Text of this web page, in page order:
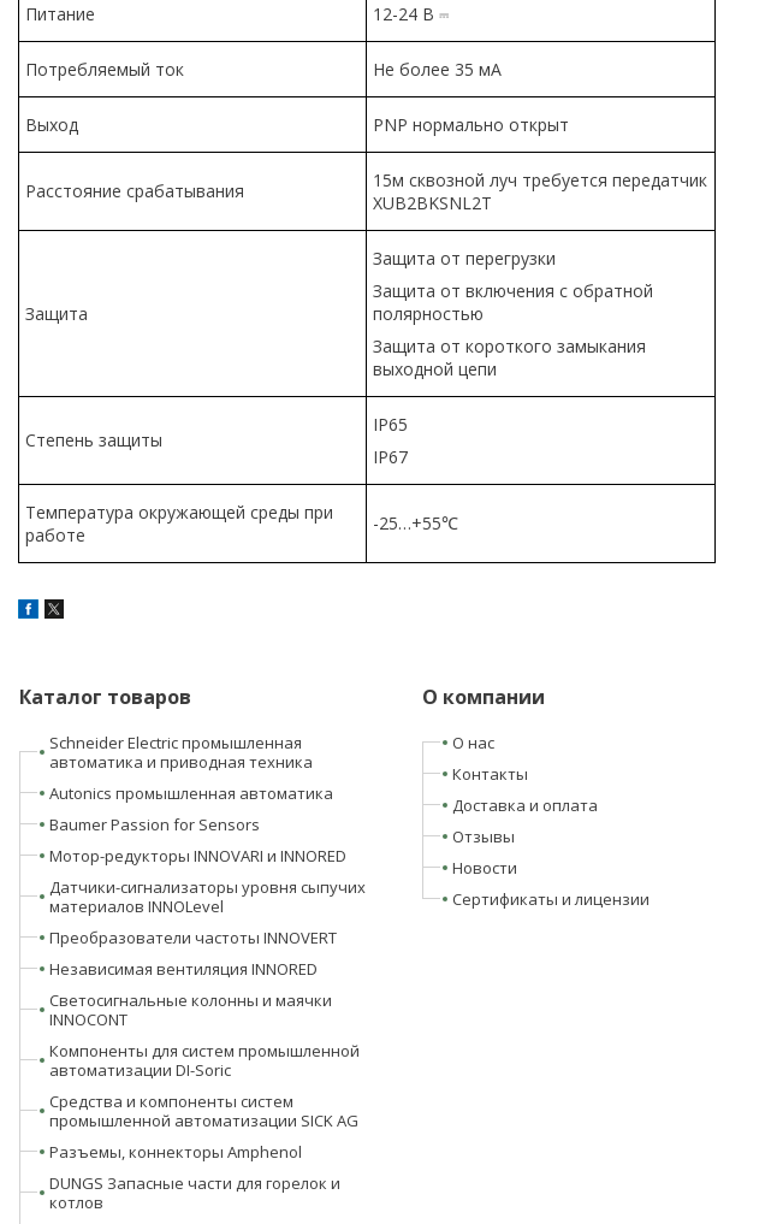
Питание 12-24 В ⎓
Потребляемый ток Не более 35 мА
Выход PNP нормально открыт
Расстояние срабатывания
15м сквозной луч требуется передатчик
XUB2BKSNL2T
Защита
Защита от перегрузки
Защита от включения с обратной
полярностью
Защита от короткого замыкания
выходной цепи
Степень защиты
IP65
IP67
Температура окружающей среды при
работе
-25…+55℃
Каталог товаров
Schneider Electric промышленная
автоматика и приводная техника
Autonics промышленная автоматика
Baumer Passion for Sensors
Мотор-редукторы INNOVARI и INNORED
Датчики-сигнализаторы уровня сыпучих
материалов INNOLevel
Преобразователи частоты INNOVERT
Независимая вентиляция INNORED
Светосигнальные колонны и маячки
INNOCONT
Компоненты для систем промышленной
автоматизации DI-Soric
Средства и компоненты систем
промышленной автоматизации SICK AG
Разъемы, коннекторы Amphenol
DUNGS Запасные части для горелок и
котлов
О компании
О нас
Контакты
Доставка и оплата
Отзывы
Новости
Сертификаты и лицензии